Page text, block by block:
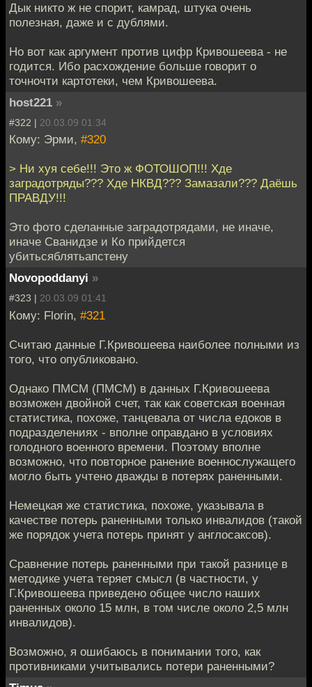
Дык никто ж не спорит, камрад, штука очень
полезная, даже и с дублями.
Но вот как аргумент против цифр Кривошеева - не
годится. Ибо расхождение больше говорит о
точночти картотеки, чем Кривошеева.
host221 »
#322 | 20.03.09 01:34
Кому: Эрми, #320
> Ни хуя себе!!! Это ж ФОТОШОП!!! Хде
заградотряды??? Хде НКВД??? Замазали??? Даёшь
ПРАВДУ!!!
Это фото сделанные заградотрядами, не иначе,
иначе Сванидзе и Ко прийдется
убитьсяблятьапстену
Novopoddanyi »
#323 | 20.03.09 01:41
Кому: Florin, #321
Считаю данные Г.Кривошеева наиболее полными из
того, что опубликовано.
Однако ПМСМ (ПМСМ) в данных Г.Кривошеева
возможен двойной счет, так как советская военная
статистика, похоже, танцевала от числа едоков в
подразделениях - вполне оправдано в условиях
голодного военного времени. Поэтому вполне
возможно, что повторное ранение военнослужащего
могло быть учтено дважды в потерях раненными.
Немецкая же статистика, похоже, указывала в
качестве потерь раненными только инвалидов (такой
же порядок учета потерь принят у англосаксов).
Сравнение потерь раненными при такой разнице в
методике учета теряет смысл (в частности, у
Г.Кривошеева приведено общее число наших
раненных около 15 млн, в том числе около 2,5 млн
инвалидов).
Возможно, я ошибаюсь в понимании того, как
противниками учитывались потери раненными?